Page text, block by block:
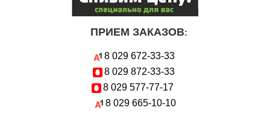
ПРИЕМ ЗАКАЗОВ:
8 029 672-33-33
8 029 872-33-33
8 029 577-77-17
8 029 665-10-10